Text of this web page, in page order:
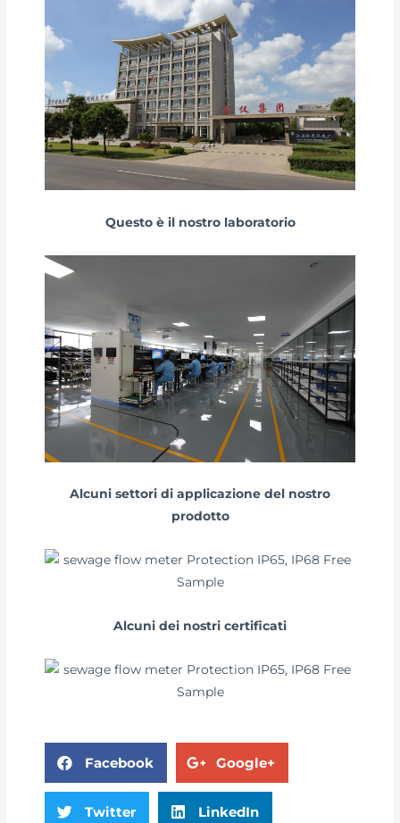
Questo è il nostro laboratorio
Alcuni settori di applicazione del nostro
prodotto
Alcuni dei nostri certificati
Facebook Google+
Twitter LinkedIn